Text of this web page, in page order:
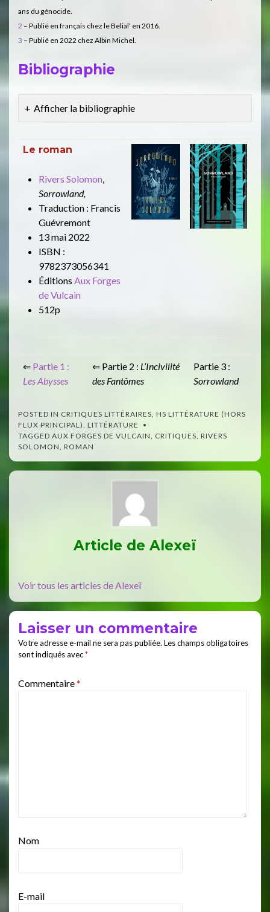
ans du génocide.
2 – Publié en français chez le Belial’ en 2016.
3 – Publié en 2022 chez Albin Michel.
Bibliographie
Afficher la bibliographie
Le roman
Rivers Solomon,
Sorrowland,
Traduction : Francis
Guévremont
13 mai 2022
ISBN :
9782373056341
Éditions Aux Forges
de Vulcain
512p
⇐ Partie 1 :
Les Abysses
⇐ Partie 2 : L’Incivilité
des Fantômes
Partie 3 :
Sorrowland
POSTED IN CRITIQUES LITTÉRAIRES, HS LITTÉRATURE (HORS
FLUX PRINCIPAL), LITTÉRATURE
TAGGED AUX FORGES DE VULCAIN, CRITIQUES, RIVERS
SOLOMON, ROMAN
Article de Alexeï
Voir tous les articles de Alexeï
Laisser un commentaire
Votre adresse e-mail ne sera pas publiée. Les champs obligatoires
sont indiqués avec*
Commentaire*
Nom
E-mail